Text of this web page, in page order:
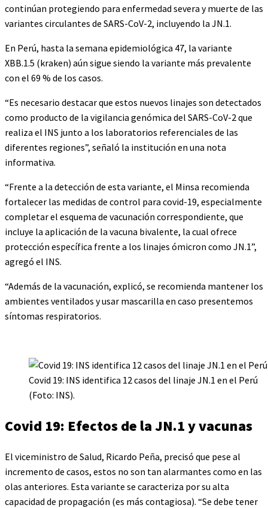
continúan protegiendo para enfermedad severa y muerte de las
variantes circulantes de SARS-CoV-2, incluyendo la JN.1.
En Perú, hasta la semana epidemiológica 47, la variante
XBB.1.5 (kraken) aún sigue siendo la variante más prevalente
con el 69 % de los casos.
“Es necesario destacar que estos nuevos linajes son detectados
como producto de la vigilancia genómica del SARS-CoV-2 que
realiza el INS junto a los laboratorios referenciales de las
diferentes regiones”, señaló la institución en una nota
informativa.
“Frente a la detección de esta variante, el Minsa recomienda
fortalecer las medidas de control para covid-19, especialmente
completar el esquema de vacunación correspondiente, que
incluye la aplicación de la vacuna bivalente, la cual ofrece
protección específica frente a los linajes ómicron como JN.1”,
agregó el INS.
“Además de la vacunación, explicó, se recomienda mantener los
ambientes ventilados y usar mascarilla en caso presentemos
síntomas respiratorios.
Covid 19: INS identifica 12 casos del linaje JN.1 en el Perú
(Foto: INS).
Covid 19: Efectos de la JN.1 y vacunas
El viceministro de Salud, Ricardo Peña, precisó que pese al
incremento de casos, estos no son tan alarmantes como en las
olas anteriores. Esta variante se caracteriza por su alta
capacidad de propagación (es más contagiosa). “Se debe tener